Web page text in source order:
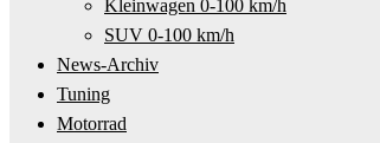
Kleinwagen 0-100 km/h
SUV 0-100 km/h
News-Archiv
Tuning
Motorrad